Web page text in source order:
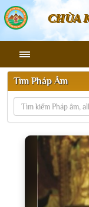
CHÙA
Tìm Pháp Âm